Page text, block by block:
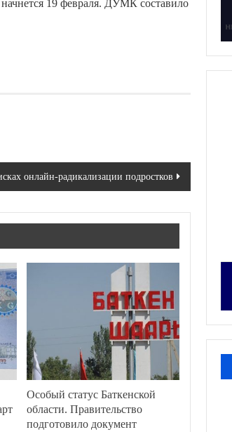
19 февраля. ДУМК составило
онлайн-радикализации подростков
Особый статус Баткенской
области. Правительство
подготовило документ